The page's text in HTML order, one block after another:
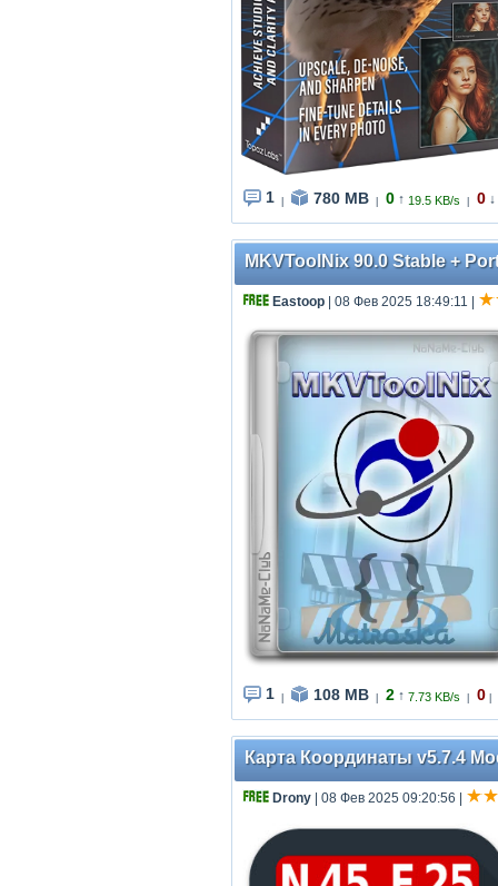
1 780 MB 0 ↑ 19.5 KB/s 0 ↓
MKVToolNix 90.0 Stable +
Eastoop | 08 Фев 2025 18:49:11
1 108 MB 2 ↑ 7.73 KB/s 0
Карта Координаты v5.7.4
Drony | 08 Фев 2025 09:20:56